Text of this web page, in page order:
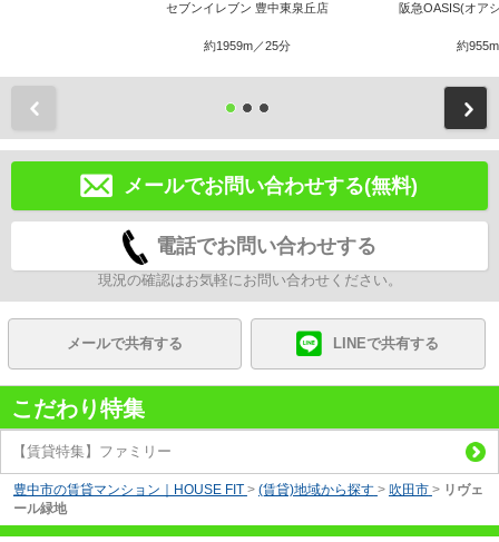
セブンイレブン 豊中東泉丘店
約1959m／25分
阪急OASIS(オア
約
メールでお問い合わせする(無料)
電話でお問い合わせする
現況の確認はお気軽にお問い合わせください。
メールで共有する LINEで共有する
こだわり特集
【賃貸特集】ファミリー
豊中市の賃貸マンション｜HOUSE FIT > (賃貸)地域から探す > 吹田市 > リヴェ
ール緑地